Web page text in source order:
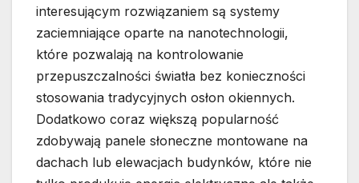
interesującym rozwiązaniem są systemy
zaciemniające oparte na nanotechnologii,
które pozwalają na kontrolowanie
przepuszczalności światła bez konieczności
stosowania tradycyjnych osłon okiennych.
Dodatkowo coraz większą popularność
zdobywają panele słoneczne montowane na
dachach lub elewacjach budynków, które nie